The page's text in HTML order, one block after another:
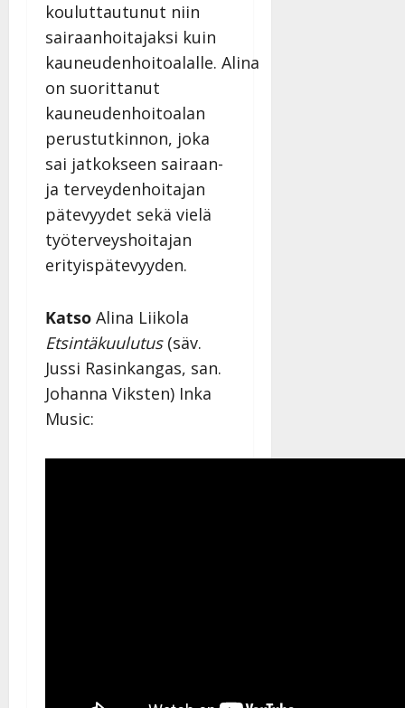
kouluttautunut niin
sairaanhoitajaksi kuin
kauneudenhoitoalalle. Alina
on suorittanut
kauneudenhoitoalan
perustutkinnon, joka
sai jatkokseen sairaan-
ja terveydenhoitajan
pätevyydet sekä vielä
työterveyshoitajan
erityispätevyyden.
Katso Alina Liikola
Etsintäkuulutus(säv.
Jussi Rasinkangas, san.
Johanna Viksten) Inka
Music: